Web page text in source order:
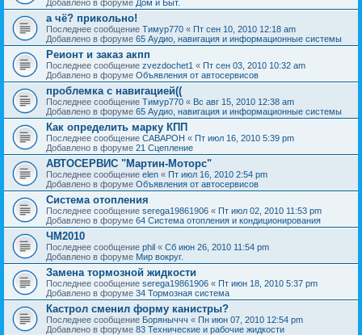
Добавлено в форуме Дом и Быт.
а чё? прикольно!
Последнее сообщение Тимур770 « Пт сен 10, 2010 12:18 am
Добавлено в форуме 65 Аудио, навигация и информационные системы
Реионт и заказ акпп
Последнее сообщение zvezdochet1 « Пт сен 03, 2010 10:32 am
Добавлено в форуме Объявления от автосервисов
проблемка с навигацией((
Последнее сообщение Тимур770 « Вс авг 15, 2010 12:38 am
Добавлено в форуме 65 Аудио, навигация и информационные системы
Как определить марку КПП
Последнее сообщение CABAPOH « Пт июл 16, 2010 5:39 pm
Добавлено в форуме 21 Сцепление
АВТОСЕРВИС "Мартин-Моторс"
Последнее сообщение elen « Пт июл 16, 2010 2:54 pm
Добавлено в форуме Объявления от автосервисов
Система отопления
Последнее сообщение serega19861906 « Пт июл 02, 2010 11:53 pm
Добавлено в форуме 64 Система отопления и кондиционирования
ЧМ2010
Последнее сообщение phil « Сб июн 26, 2010 11:54 pm
Добавлено в форуме Мир вокруг.
Замена тормозной жидкости
Последнее сообщение serega19861906 « Пт июн 18, 2010 5:37 pm
Добавлено в форуме 34 Тормозная система
Кастрол сменил форму канистры?
Последнее сообщение Боряныччч « Пн июн 07, 2010 12:54 pm
Добавлено в форуме 83 Технические и рабочие жидкости